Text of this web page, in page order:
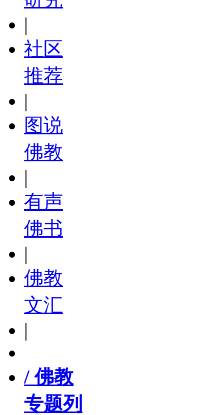
|
社区
推荐
|
图说
佛教
|
有声
佛书
|
佛教
文汇
|
/ 佛教
专题列